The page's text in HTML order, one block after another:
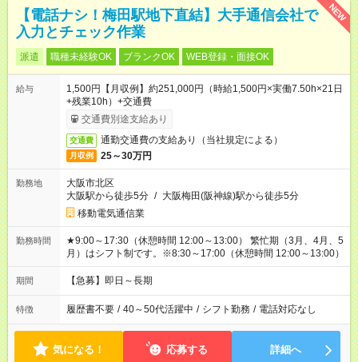
NEW
【電話ナシ！梅田駅地下直結】大手通信会社で
入力とチェック作業
派遣 職種未経験OK ブランクOK WEB登録・面接OK
給与
1,500円【月収例】約251,000円（時給1,500円×実働7.50h×21日
+残業10h）+交通費
交通費別途支給あり
交通費 通勤交通費の支給あり（当社規定による）
月収例 25～30万円
勤務地
大阪市北区
大阪駅から徒歩5分 / 大阪梅田(阪神線)駅から徒歩5分
移動電気通信業
勤務時間
★9:00～17:30（休憩時間 12:00～13:00） 繁忙期（3月、4月、5
月）はシフト制です。※8:30～17:00（休憩時間 12:00～13:00）
期間 【急募】即日～長期
特徴 履歴書不要 / 40～50代活躍中 / シフト勤務 / 電話対応なし
気になる！ 応募する 詳細へ